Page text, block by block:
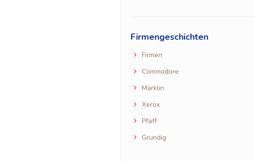
Firmengeschichten
Firmen
Commodore
Märklin
Xerox
Pfaff
Grundig